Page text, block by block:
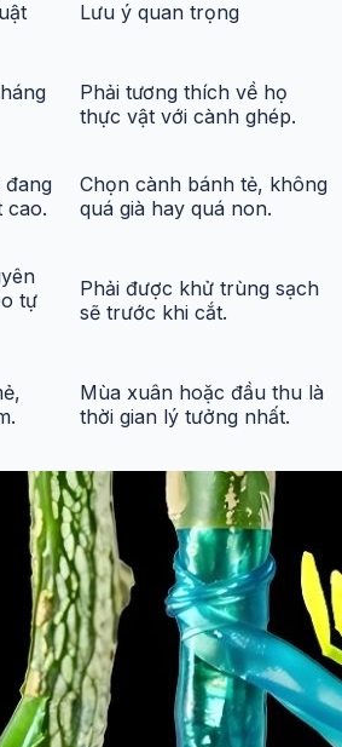
Lưu ý quan trọng
Phải tương thích về họ
thực vật với cành ghép.
đang
cao.
Chọn cành bánh tẻ, không
quá già hay quá non.
tự
Phải được khử trùng sạch
sẽ trước khi cắt.
Mùa xuân hoặc đầu thu là
thời gian lý tưởng nhất.